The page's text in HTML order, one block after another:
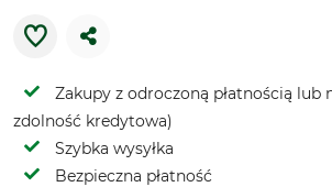
Zakupy z odroczoną płatnością lub
zdolność kredytowa)
Szybka wysyłka
Bezpieczna płatność